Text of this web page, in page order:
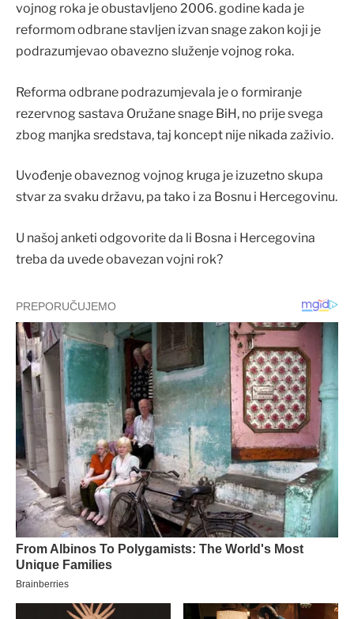
vojnog roka je obustavljeno 2006. godine kada je
reformom odbrane stavljen izvan snage zakon koji je
podrazumjevao obavezno služenje vojnog roka.
Reforma odbrane podrazumjevala je o formiranje
rezervnog sastava Oružane snage BiH, no prije svega
zbog manjka sredstava, taj koncept nije nikada zaživio.
Uvođenje obaveznog vojnog kruga je izuzetno skupa
stvar za svaku državu, pa tako i za Bosnu i Hercegovinu.
U našoj anketi odgovorite da li Bosna i Hercegovina
treba da uvede obavezan vojni rok?